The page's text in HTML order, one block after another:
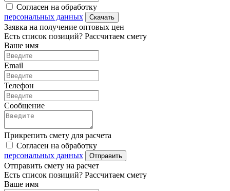
Согласен на обработку
персональных данных
Скачать
Заявка на получение оптовых цен
Есть список позиций? Рассчитаем смету
Ваше имя
Email
Телефон
Сообщение
Прикрепить смету для расчета
Согласен на обработку
персональных данных
Отправить
Отправить смету на расчет
Есть список позиций? Рассчитаем смету
Ваше имя